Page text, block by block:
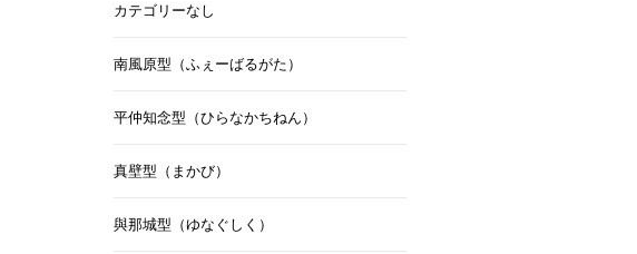
カテゴリーなし
南風原型（ふぇーばるがた）
平仲知念型（ひらなかちねん）
真壁型（まかび）
與那城型（ゆなぐしく）